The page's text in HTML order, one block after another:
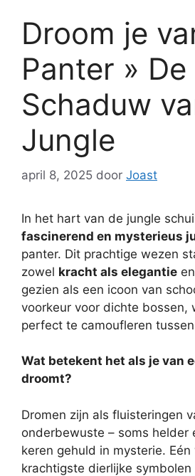
Droom je
Panter » De
Schaduw
Jungle
april 8, 2025 door Joast
In het hart van de jungle
fascinerend en mysterieus
panter. Dit prachtige wezen
zowel kracht als elegantie
gezien als een icoon van
voorkeur voor dichte bossen,
perfect te camoufleren
Wat betekent het als je van
droomt?
Dromen zijn als fluisteringen
onderbewuste – soms helder
keren gehuld in mysterie. Eén
krachtigste dierlijke